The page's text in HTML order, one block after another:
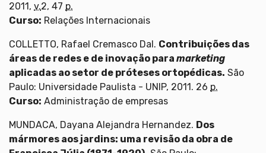
2011, v.2, 47 p.
Curso: Relações Internacionais
COLLETTO, Rafael Cremasco Dal. Contribuições das
áreas de redes e de inovação para marketing
aplicadas ao setor de próteses ortopédicas. São
Paulo: Universidade Paulista - UNIP, 2011. 26 p.
Curso: Administração de empresas
MUNDACA, Dayana Alejandra Hernandez. Dos
mármores aos jardins: uma revisão da obra de